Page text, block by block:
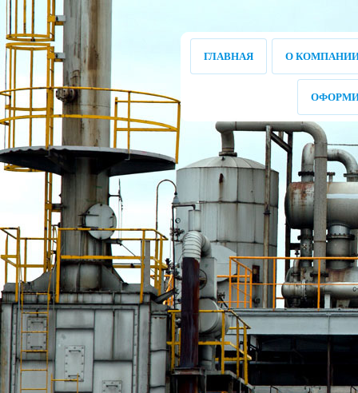
ГЛАВНАЯ О